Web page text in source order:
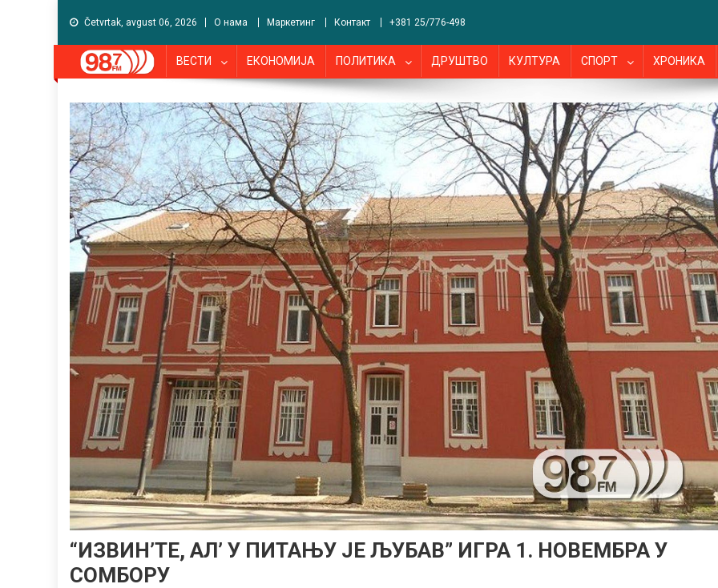
Četvrtak, avgust 06, 2026 О нама Маркетинг Контакт +381 25/776-498
ВЕСТИ ЕКОНОМИЈА ПОЛИТИКА ДРУШТВО КУЛТУРА СПОРТ ХРОНИКА
“ИЗВИН’ТЕ, АЛ’ У ПИТАЊУ ЈЕ ЉУБАВ” ИГРА 1. НОВЕМБРА У
СОМБОРУ